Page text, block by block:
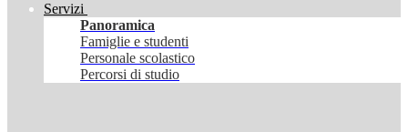
Servizi
Panoramica
Famiglie e studenti
Personale scolastico
Percorsi di studio